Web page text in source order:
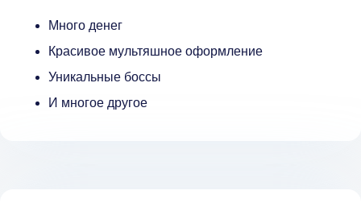
Много денег
Красивое мультяшное оформление
Уникальные боссы
И многое другое